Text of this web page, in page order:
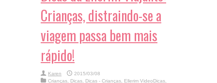
Crianças, distraindo-se a
viagem passa bem mais
rápido!
Karen
2015/03/08
Crianças
Dicas Dicas - Crianças Ellerim VideoDicas